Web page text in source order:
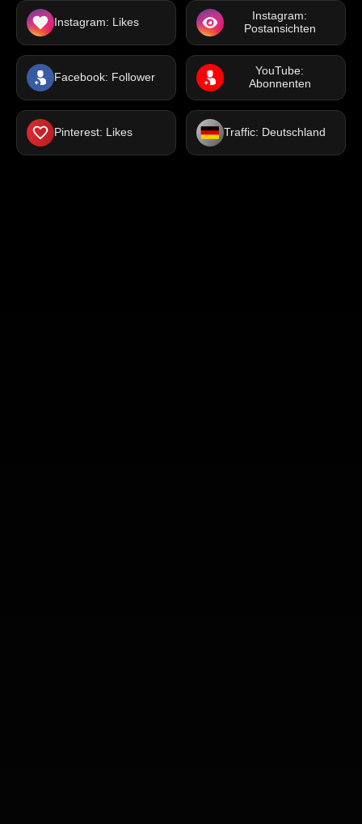
Instagram: Likes
Instagram:
Postansichten
Facebook: Follower
YouTube:
Abonnenten
Pinterest: Likes Traffic: Deutschland